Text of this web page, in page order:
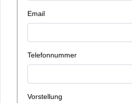
Email
Telefonnummer
Vorstellung